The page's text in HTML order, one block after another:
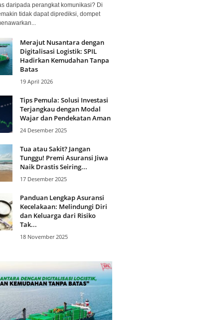
daripada perangkat komunikasi? Di
tidak dapat diprediksi, dompet
Merajut Nusantara dengan
Digitalisasi Logistik: SPIL
Hadirkan Kemudahan Tanpa
Batas
19 April 2026
Tips Pemula: Solusi Investasi
Terjangkau dengan Modal
Wajar dan Pendekatan Aman
24 Desember 2025
Tua atau Sakit? Jangan
Tunggu! Premi Asuransi Jiwa
Naik Drastis Seiring...
17 Desember 2025
Panduan Lengkap Asuransi
Kecelakaan: Melindungi Diri
dan Keluarga dari Risiko
Tak...
18 November 2025